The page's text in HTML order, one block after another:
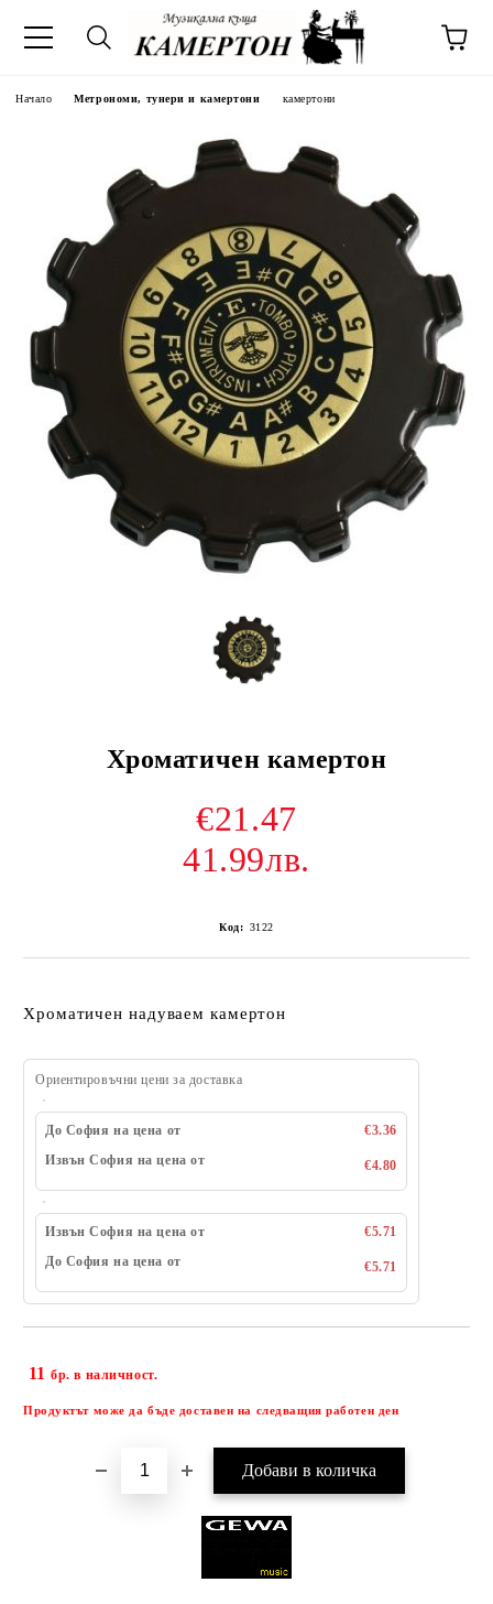
Начало Метрономи, тунери и камертони камертони
Хроматичен камертон
€21.47
41.99лв.
Код: 3122
Хроматичен надуваем камертон
Ориентировъчни цени за доставка
До София на цена от
€3.36
Извън София на цена от
€4.80
Извън София на цена от
€5.71
До София на цена от
€5.71
11 бр. в наличност.
Продуктът може да бъде доставен на следващия работен ден